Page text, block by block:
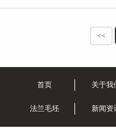
<<
首页 关于我
法兰毛坯 新闻资